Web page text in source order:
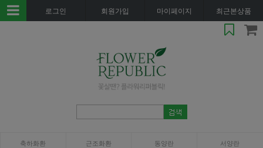
로그인 회원가입 마이페이지 최근본상품
축하화환 근조화환 동양란 서양란